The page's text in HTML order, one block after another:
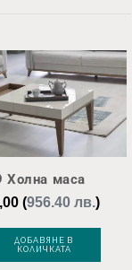
Холна маса
(956.40 лв.)
ДОБАВЯНЕ В
КОЛИЧКАТА